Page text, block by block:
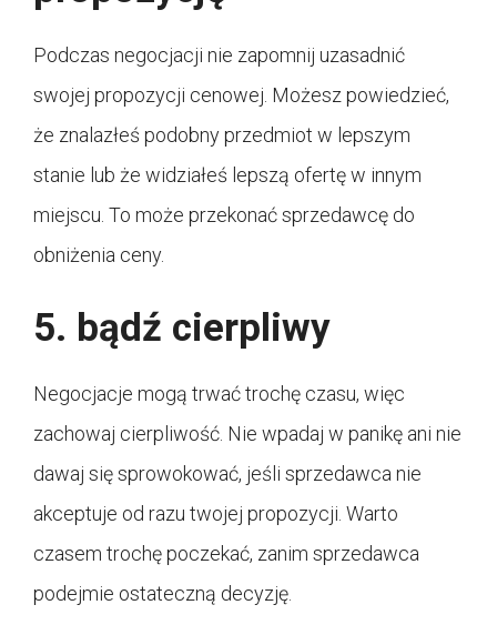
Podczas negocjacji nie zapomnij uzasadnić
swojej propozycji cenowej. Możesz powiedzieć,
że znalazłeś podobny przedmiot w lepszym
stanie lub że widziałeś lepszą ofertę w innym
miejscu. To może przekonać sprzedawcę do
obniżenia ceny.
5. bądź cierpliwy
Negocjacje mogą trwać trochę czasu, więc
zachowaj cierpliwość. Nie wpadaj w panikę ani nie
dawaj się sprowokować, jeśli sprzedawca nie
akceptuje od razu twojej propozycji. Warto
czasem trochę poczekać, zanim sprzedawca
podejmie ostateczną decyzję.